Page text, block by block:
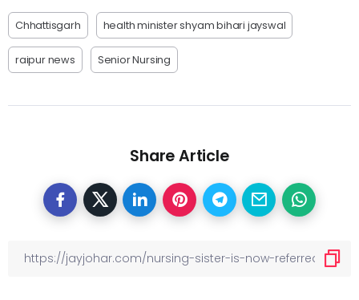
Chhattisgarh health minister shyam bihari jayswal
raipur news Senior Nursing
Share Article